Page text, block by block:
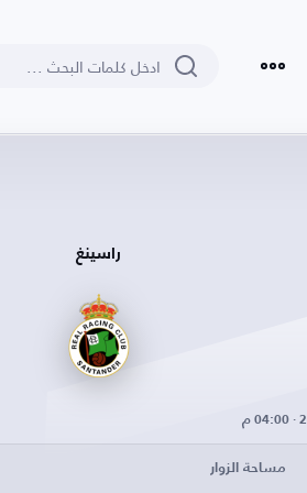
راسينغ
مساحة الزوار